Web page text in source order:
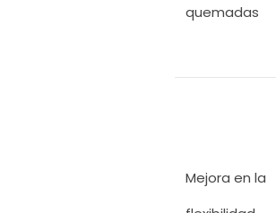
quemadas
Mejora en la